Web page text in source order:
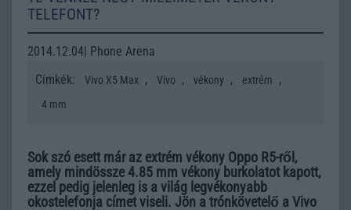
TELEFONT?
2014.12.04| Phone Arena
Címkék:
Vivo X5 Max , Vivo , vékony , extrém ,
4 mm
Sok szó esett már az extrém vékony Oppo R5-ről,
amely mindössze 4.85 mm vékony burkolatot kapott,
ezzel pedig jelenleg is a világ legvékonyabb
okostelefonja címet viseli. Jön a trónkövetelő a Vivo